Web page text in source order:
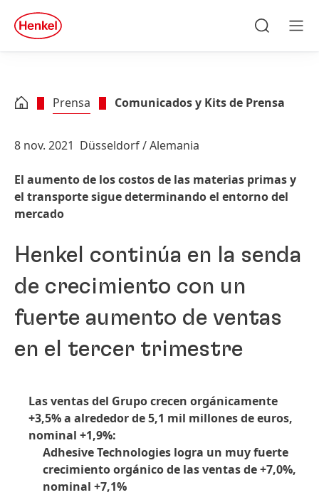
Skip to footer
quick
search
Prensa Comunicados y Kits de Prensa
8 nov. 2021 Düsseldorf / Alemania
El aumento de los costos de las materias primas y
el transporte sigue determinando el entorno del
mercado
Henkel continúa en la senda
de crecimiento con un
fuerte aumento de ventas
en el tercer trimestre
Las ventas del Grupo crecen orgánicamente
+3,5% a alrededor de 5,1 mil millones de euros,
nominal +1,9%:
Adhesive Technologies logra un muy fuerte
crecimiento orgánico de las ventas de +7,0%,
nominal +7,1%